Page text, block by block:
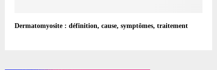
Dermatomyosite : définition, cause, symptômes, traitement